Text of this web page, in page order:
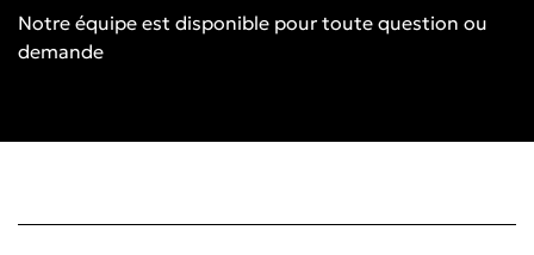
Notre équipe est disponible pour toute question ou
demande